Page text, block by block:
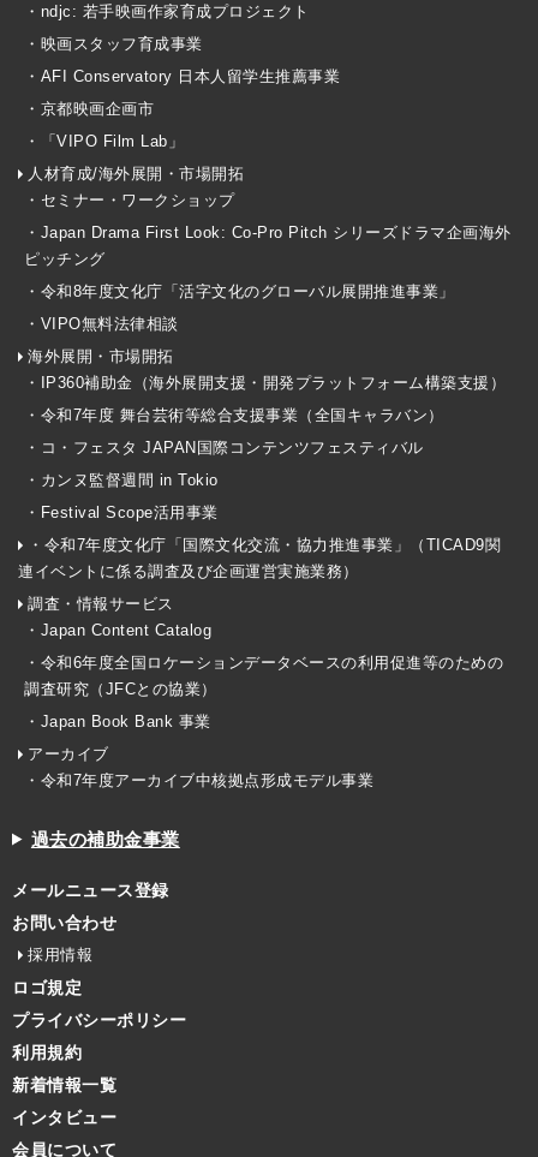
・ndjc: 若手映画作家育成プロジェクト
・映画スタッフ育成事業
・AFI Conservatory 日本人留学生推薦事業
・京都映画企画市
・「VIPO Film Lab」
人材育成/海外展開・市場開拓
・セミナー・ワークショップ
・Japan Drama First Look: Co-Pro Pitch シリーズドラマ企画海外
ピッチング
・令和8年度文化庁「活字文化のグローバル展開推進事業」
・VIPO無料法律相談
海外展開・市場開拓
・IP360補助金（海外展開支援・開発プラットフォーム構築支援）
・令和7年度 舞台芸術等総合支援事業（全国キャラバン）
・コ・フェスタ JAPAN国際コンテンツフェスティバル
・カンヌ監督週間 in Tokio
・Festival Scope活用事業
・令和7年度文化庁「国際文化交流・協力推進事業」（TICAD9関
連イベントに係る調査及び企画運営実施業務）
調査・情報サービス
・Japan Content Catalog
・令和6年度全国ロケーションデータベースの利用促進等のための
調査研究（JFCとの協業）
・Japan Book Bank 事業
アーカイブ
・令和7年度アーカイブ中核拠点形成モデル事業
過去の補助金事業
メールニュース登録
お問い合わせ
採用情報
ロゴ規定
プライバシーポリシー
利用規約
新着情報一覧
インタビュー
会員について